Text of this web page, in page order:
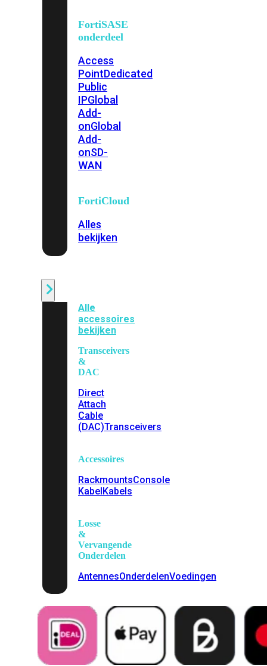
FortiSASE
onderdeel
Access
PointDedicated
Public
IPGlobal
Add-
onGlobal
Add-
onSD-
WAN
FortiCloud
Alles
bekijken
Alle
accessoires
bekijken
Transceivers
&
DAC
Direct
Attach
Cable
(DAC)Transceivers
Accessoires
RackmountsConsole
KabelKabels
Losse
&
Vervangende
Onderdelen
AntennesOnderdelenVoedingen